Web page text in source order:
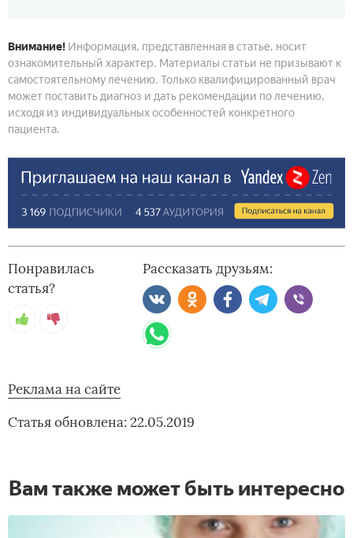
Внимание! Информация, представленная в статье, носит
ознакомительный характер. Материалы статьи не призывают к
самостоятельному лечению. Только квалифицированный врач
может поставить диагноз и дать рекомендации по лечению,
исходя из индивидуальных особенностей конкретного
пациента.
Понравилась
статья?
Рассказать друзьям:
Реклама на сайте
Статья обновлена: 22.05.2019
Вам также может быть интересно